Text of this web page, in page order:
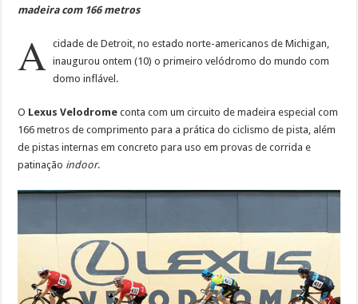
madeira com 166 metros
A cidade de Detroit, no estado norte-americanos de Michigan,
inaugurou ontem (10) o primeiro velódromo do mundo com
domo inflável.
O Lexus Velodrome conta com um circuito de madeira especial com
166 metros de comprimento para a prática do ciclismo de pista, além
de pistas internas em concreto para uso em provas de corrida e
patinação indoor.